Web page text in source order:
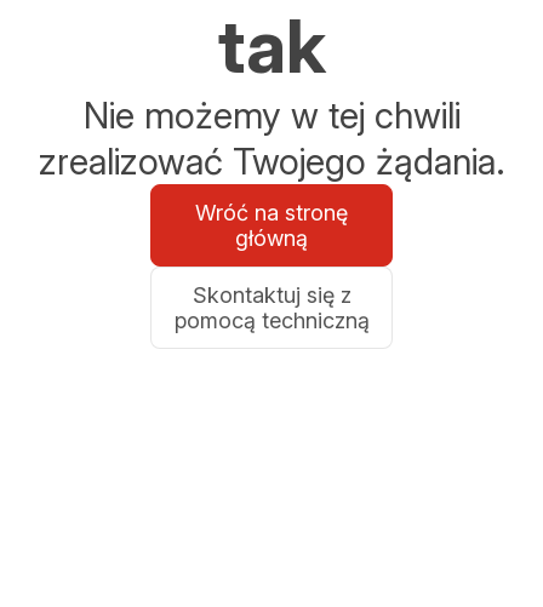
tak
Nie możemy w tej chwili
zrealizować Twojego żądania.
Wróć na stronę
główną
Skontaktuj się z
pomocą techniczną